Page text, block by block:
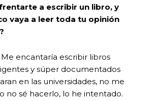
a escribir un libro, y
vaya a leer toda tu opinión
Me encantaría escribir libros
y súper documentados
en las universidades, no me
no sé hacerlo, lo he intentado.